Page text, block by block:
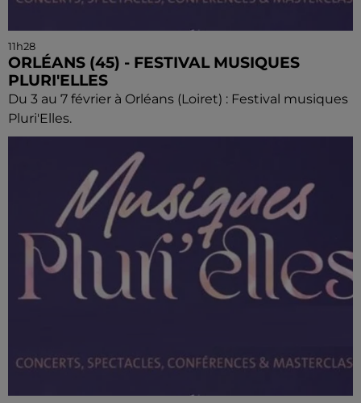
11h28
ORLÉANS (45) - FESTIVAL MUSIQUES
PLURI'ELLES
Du 3 au 7 février à Orléans (Loiret) : Festival musiques
Pluri'Elles.